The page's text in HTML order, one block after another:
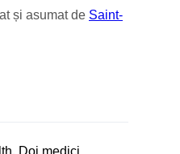
și asumat de Saint-